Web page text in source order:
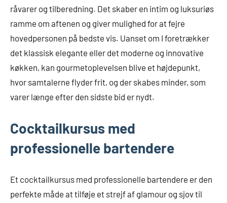
råvarer og tilberedning. Det skaber en intim og luksuriøs
ramme om aftenen og giver mulighed for at fejre
hovedpersonen på bedste vis. Uanset om I foretrækker
det klassisk elegante eller det moderne og innovative
køkken, kan gourmetoplevelsen blive et højdepunkt,
hvor samtalerne flyder frit, og der skabes minder, som
varer længe efter den sidste bid er nydt.
Cocktailkursus med
professionelle bartendere
Et cocktailkursus med professionelle bartendere er den
perfekte måde at tilføje et strejf af glamour og sjov til